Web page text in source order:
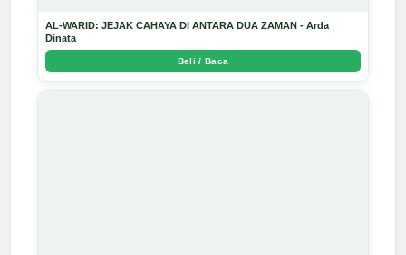
AL-WARID: JEJAK CAHAYA DI ANTARA DUA ZAMAN - Arda
Dinata
Beli / Baca